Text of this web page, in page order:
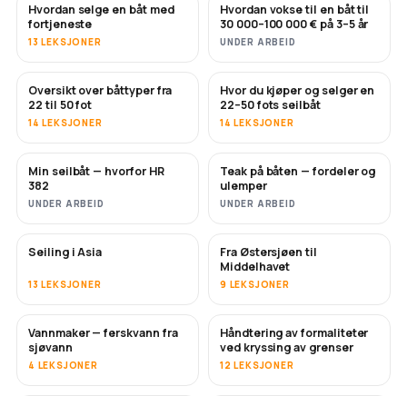
NYTT
Hvordan selge en båt med
fortjeneste
13 LEKSJONER
NYTT
Hvordan vokse til en båt til
30 000–100 000 € på 3–5 år
UNDER ARBEID
SNART
Oversikt over båttyper fra
22 til 50 fot
14 LEKSJONER
SNART
Hvor du kjøper og selger en
22–50 fots seilbåt
14 LEKSJONER
SNART
Min seilbåt — hvorfor HR
382
UNDER ARBEID
SNART
Teak på båten — fordeler og
ulemper
UNDER ARBEID
SNART
Seiling i Asia
13 LEKSJONER
SNART
Fra Østersjøen til
Middelhavet
9 LEKSJONER
SNART
Vannmaker — ferskvann fra
sjøvann
4 LEKSJONER
Håndtering av formaliteter
ved kryssing av grenser
12 LEKSJONER